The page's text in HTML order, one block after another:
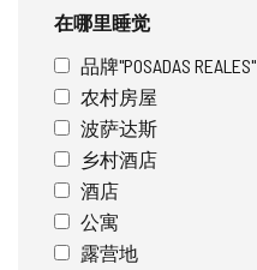
在哪里睡觉
品牌"POSADAS REALES"
农村房屋
波萨达斯
乡村酒店
酒店
公寓
露营地